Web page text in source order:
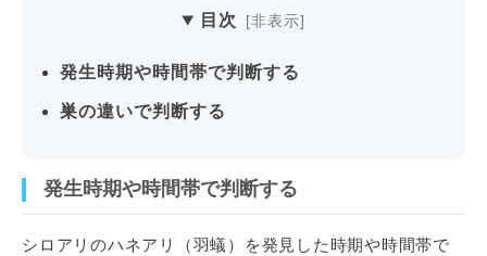
目次
発生時期や時間帯で判断する
巣の違いで判断する
発生時期や時間帯で判断する
シロアリのハネアリ（羽蟻）を発見した時期や時間帯で